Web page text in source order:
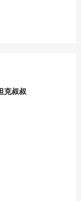
克叔叔